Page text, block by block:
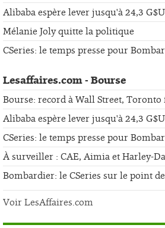
Alibaba espère lever jusqu'à 24,3
Mélanie Joly quitte la politique
CSeries: le temps presse pour
Lesaffaires.com - Bourse
Bourse: record à Wall Street,
Alibaba espère lever jusqu'à 24,3
CSeries: le temps presse pour
À surveiller : CAE, Aimia et Harley-
Bombardier: le CSeries sur le point
Voir LesAffaires.com